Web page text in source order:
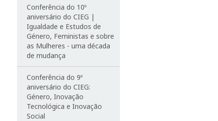
Conferência do 10º
aniversário do CIEG |
Igualdade e Estudos de
Género, Feministas e sobre
as Mulheres - uma década
de mudança
Conferência do 9º
aniversário do CIEG:
Género, Inovação
Tecnológica e Inovação
Social